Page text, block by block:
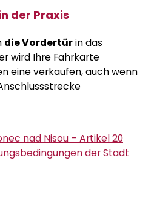
der Praxis
die Vordertürin das
wird Ihre Fahrkarte
eine verkaufen, auch wenn
nad Nisou – Artikel 20
der Stadt